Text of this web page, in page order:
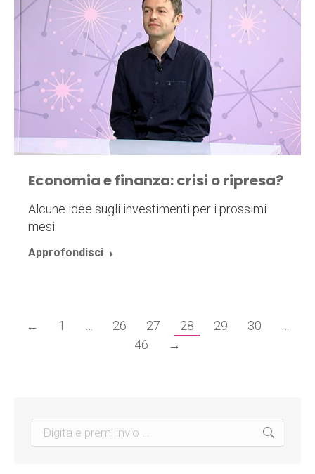
Economia e finanza: crisi o ripresa?
Alcune idee sugli investimenti per i prossimi
mesi.
Approfondisci
← 1 … 26 27 28 29 30
…
46
→
Search: